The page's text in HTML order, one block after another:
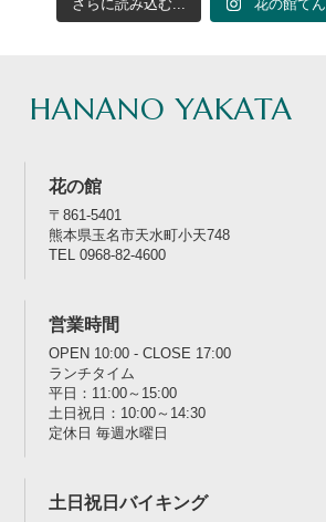
さらに読み込む... 花の館て
HANANO YAKATA
花の館
〒861-5401
熊本県玉名市天水町小天748
TEL 0968-82-4600
営業時間
OPEN 10:00 - CLOSE 17:00
ランチタイム
平日：11:00～15:00
土日祝日：10:00～14:30
定休日 毎週水曜日
土日祝日バイキング